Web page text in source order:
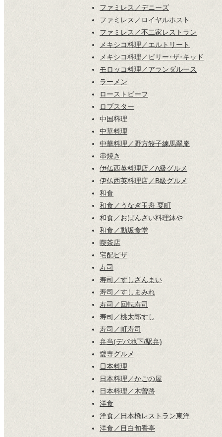
ファミレス／デニーズ
ファミレス／ロイヤルホスト
ファミレス／不二家レストラン
メキシコ料理／エルトリート
メキシコ料理／ビリー･ザ･キッド
モロッコ料理／アランダルース
ラーメン
ローストビーフ
ロブスター
中国料理
中華料理
中華料理／野方餃子練馬翠庵
串焼き
伊仏西英料理店／A級グルメ
伊仏西英料理店／B級グルメ
和食
和食／うなぎ玉舟 要町
和食／おばんざい料理鉢や
和食／動坂食堂
喫茶店
宅配ピザ
寿司
寿司／すしざんまい
寿司／すしまみれ
寿司／回転寿司
寿司／桃太郎すし
寿司／町寿司
弁当(デパ地下/駅弁)
愛専グルメ
日本料理
日本料理／かごの屋
日本料理／木曽路
洋食
洋食／日本橋レストラン東洋
洋食／目白旬香亭